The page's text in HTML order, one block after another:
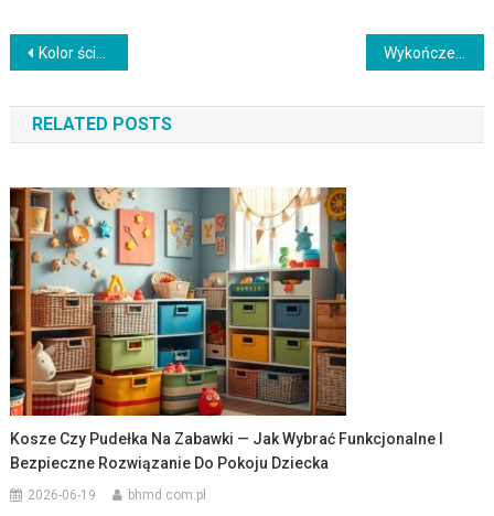
Nawigacja
wpisu
Kolor ścian do szarych mebli: jak wybrać barwę podkreślającą styl i atmosferę wnętrza
RELATED POSTS
Kosze Czy Pudełka Na Zabawki — Jak Wybrać Funkcjonalne I
Bezpieczne Rozwiązanie Do Pokoju Dziecka
2026-06-19 bhmd.com.pl